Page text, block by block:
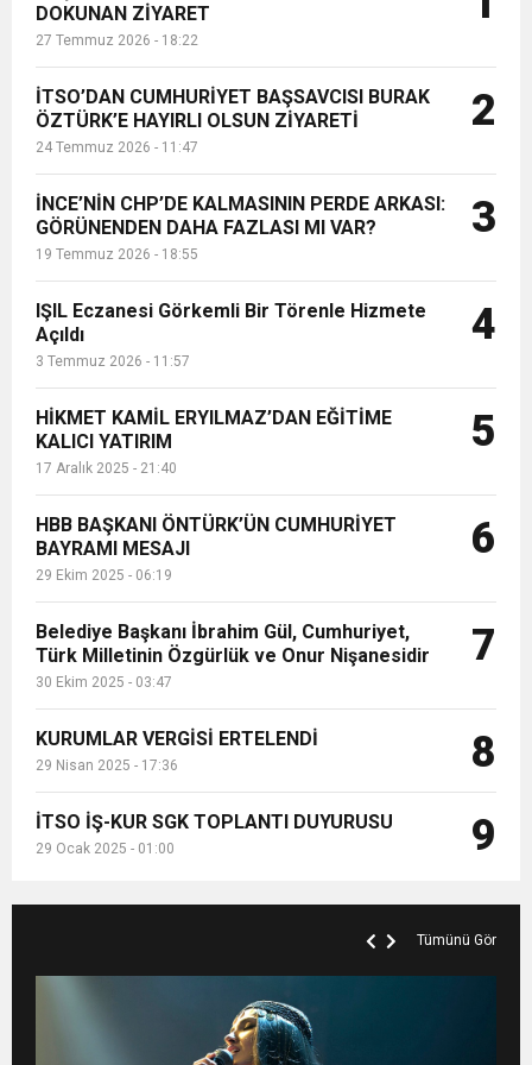
ve Onur Nişanesidir
6:19 HBB BAŞKANI ÖNTÜRK’ÜN
CUMHURİYET BAYRAMI MESAJI
17:36 KURUMLAR VERGİSİ ERTELENDİ
1:00 İTSO İŞ-KUR SGK TOPLANTI
21:40 CEYLANDERE’DE BAŞKAN EMRAH
18:22
GÖNÜLLERE DOKUNAN ZİYARET
düzenledikleri bir basın toplantısı ile
bil...
DOKUNAN ZİYARET
27 Temmuz 2026 - 18:22
İTSO’DAN CUMHURİYET BAŞSAVCISI BURAK
ÖZTÜRK’E HAYIRLI OLSUN ZİYARETİ
24 Temmuz 2026 - 11:47
2
İNCE’NİN CHP’DE KALMASININ PERDE ARKASI:
GÖRÜNENDEN DAHA FAZLASI MI VAR?
19 Temmuz 2026 - 18:55
3
IŞIL Eczanesi Görkemli Bir Törenle Hizmete
Açıldı
3 Temmuz 2026 - 11:57
4
HİKMET KAMİL ERYILMAZ’DAN EĞİTİME
KALICI YATIRIM
17 Aralık 2025 - 21:40
5
HBB BAŞKANI ÖNTÜRK’ÜN CUMHURİYET
BAYRAMI MESAJI
29 Ekim 2025 - 06:19
6
Belediye Başkanı İbrahim Gül, Cumhuriyet,
Türk Milletinin Özgürlük ve Onur Nişanesidir
30 Ekim 2025 - 03:47
7
KURUMLAR VERGİSİ ERTELENDİ
29 Nisan 2025 - 17:36 8
İTSO İŞ-KUR SGK TOPLANTI DUYURUSU
29 Ocak 2025 - 01:00 9
Tümünü Gör